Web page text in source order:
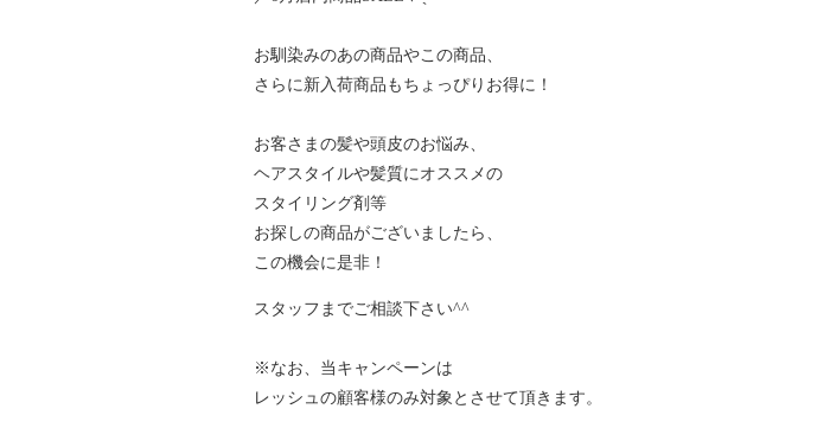
お馴染みのあの商品やこの商品、
さらに新入荷商品もちょっぴりお得に！
お客さまの髪や頭皮のお悩み、
ヘアスタイルや髪質にオススメの
スタイリング剤等
お探しの商品がございましたら、
この機会に是非！
スタッフまでご相談下さい^^
※なお、当キャンペーンは
レッシュの顧客様のみ対象とさせて頂きます。